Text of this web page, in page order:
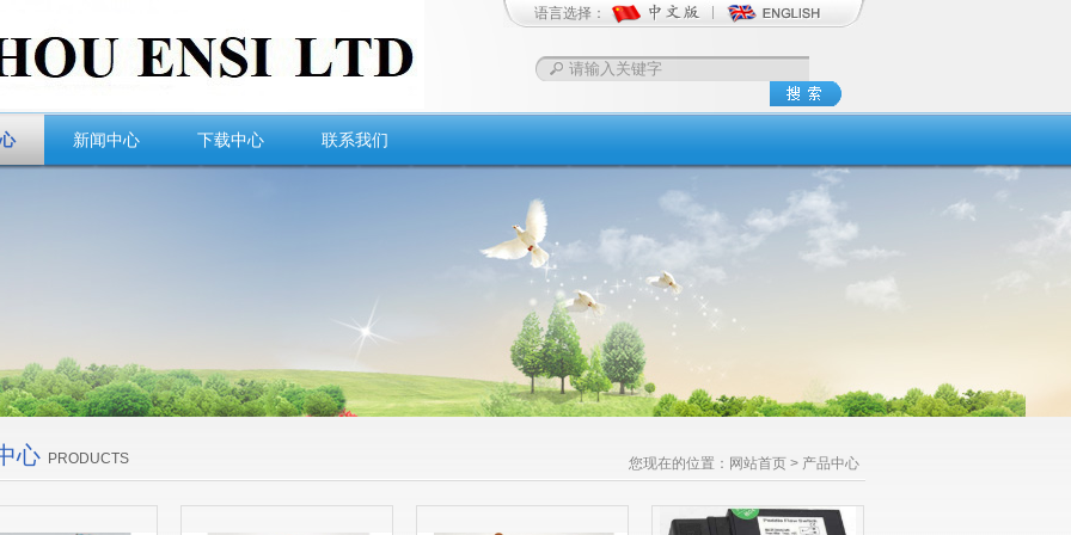
语言选择：
新闻中心 下载中心 联系我们
心 PRODUCTS 您现在的位置： 网站首页> 产品中心